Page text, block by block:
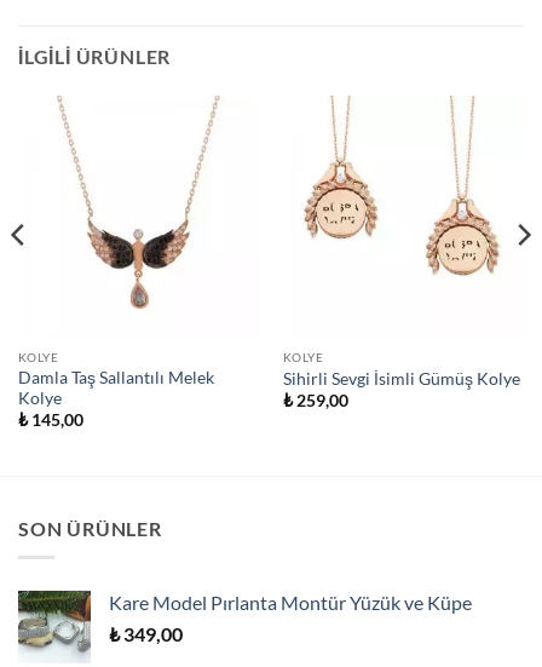
İLGILI ÜRÜNLER
KOLYE
Damla Taş Sallantılı Melek
Kolye
₺145,00
KOLYE
Sihirli Sevgi İsimli Gümüş Kolye
₺259,00
SON ÜRÜNLER
Kare Model Pırlanta Montür Yüzük ve Küpe
₺349,00